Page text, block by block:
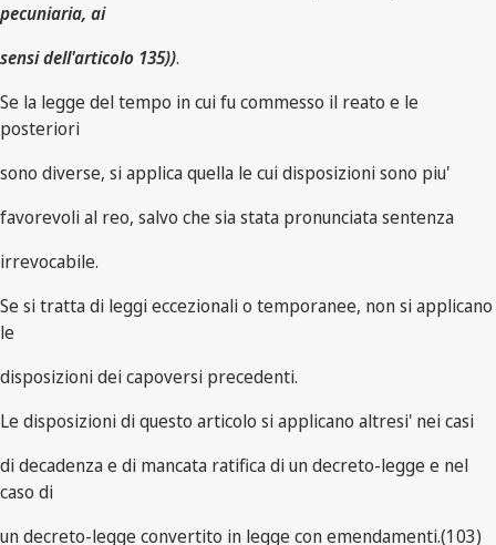
pecuniaria, ai
sensi dell'articolo 135)).
Se la legge del tempo in cui fu commesso il reato e le
posteriori
sono diverse, si applica quella le cui disposizioni sono piu'
favorevoli al reo, salvo che sia stata pronunciata sentenza
irrevocabile.
Se si tratta di leggi eccezionali o temporanee, non si applicano
le
disposizioni dei capoversi precedenti.
Le disposizioni di questo articolo si applicano altresi' nei casi
di decadenza e di mancata ratifica di un decreto-legge e nel
caso di
un decreto-legge convertito in legge con emendamenti.(103)